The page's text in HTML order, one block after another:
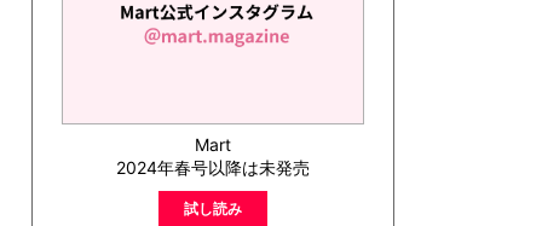
Mart
2024年春号以降は未発売
試し読み